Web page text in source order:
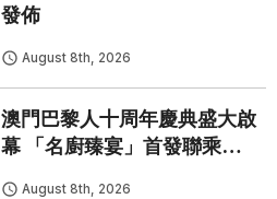
發佈
August 8th, 2026
澳門巴黎人十周年慶典盛大啟
幕 「名廚臻宴」首發聯乘
August 8th, 2026